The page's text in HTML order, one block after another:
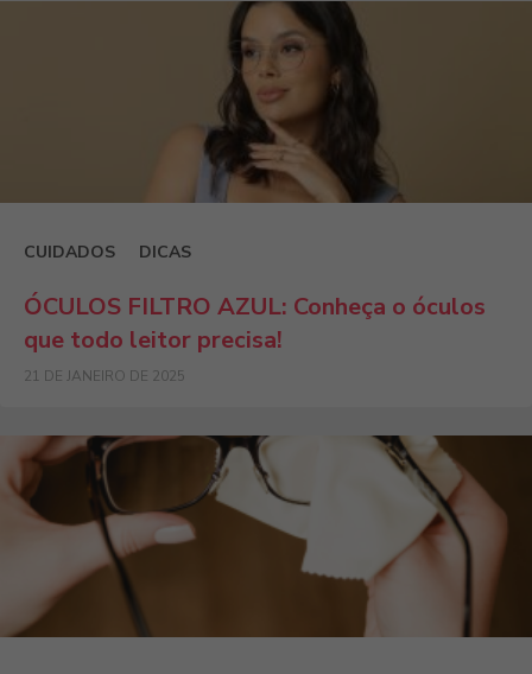
CUIDADOS DICAS
ÓCULOS FILTRO AZUL: Conheça o óculos
que todo leitor precisa!
21 DE JANEIRO DE 2025